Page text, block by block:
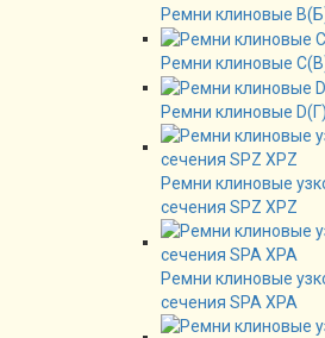
Ремни клиновые
Ремни клиновые
Ремни клиновые D(Г)
Ремни клиновые
сечения SPZ XPZ
Ремни клиновые
сечения SPA XPA